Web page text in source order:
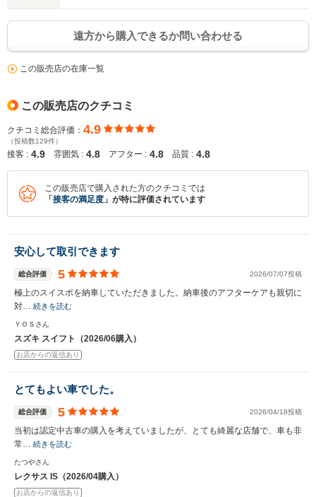
遠方から購入できるか問い合わせる
この販売店の在庫一覧
この販売店のクチコミ
クチコミ総合評価： 4.9
（投稿数129件）
接客 : 4.9 雰囲気 : 4.8 アフター : 4.8 品質 : 4.8
この販売店で購入された方のクチコミでは
「 接客の満足度 」が特に評価されています
安心して取引できます
総合評価 5 2026/07/07投稿
極上のスイスポを納車していただきました。納車後のアフターケアも親切に
対… 続きを読む
ＹＯＳさん
スズキ スイフト（2026/06購入）
お店からの返信あり
とてもよい車でした。
総合評価 5 2026/04/18投稿
当初は認定中古車の購入を考えていましたが、とても綺麗な店舗で、車も非
常… 続きを読む
たつやさん
レクサス IS（2026/04購入）
お店からの返信あり